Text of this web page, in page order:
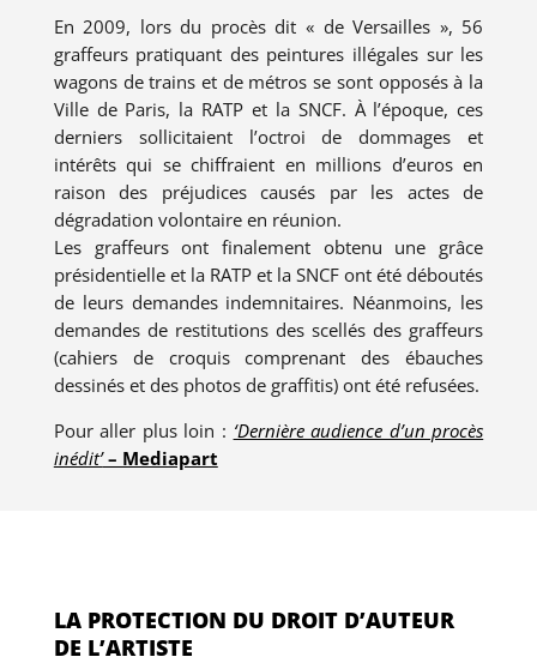
En 2009, lors du procès dit « de Versailles », 56
graffeurs pratiquant des peintures illégales sur les
wagons de trains et de métros se sont opposés à la
Ville de Paris, la RATP et la SNCF. À l’époque, ces
derniers sollicitaient l’octroi de dommages et
intérêts qui se chiffraient en millions d’euros en
raison des préjudices causés par les actes de
dégradation volontaire en réunion.
Les graffeurs ont finalement obtenu une grâce
présidentielle et la RATP et la SNCF ont été déboutés
de leurs demandes indemnitaires. Néanmoins, les
demandes de restitutions des scellés des graffeurs
(cahiers de croquis comprenant des ébauches
dessinés et des photos de graffitis) ont été refusées.
Pour aller plus loin : ‘Dernière audience d’un procès
inédit’– Mediapart
LA PROTECTION DU DROIT D’AUTEUR
DE L’ARTISTE